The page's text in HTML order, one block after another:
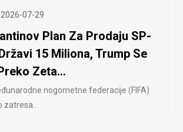
2026-07-29
Plan Za Prodaju SP-
15 Miliona, Trump Se
Zeta...
nogometne federacije (FIFA)
zatresa..